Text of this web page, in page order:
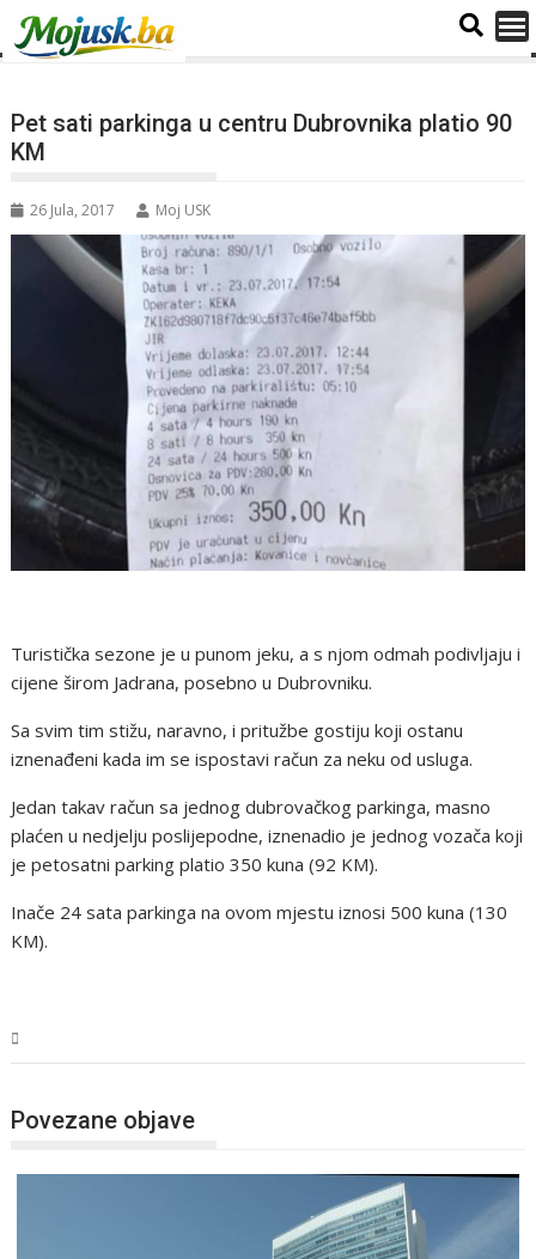
Pet sati parkinga u centru Dubrovnika platio 90
KM
26 Jula, 2017 Moj USK
Turistička sezone je u punom jeku, a s njom odmah podivljaju i
cijene širom Jadrana, posebno u Dubrovniku.
Sa svim tim stižu, naravno, i pritužbe gostiju koji ostanu
iznenađeni kada im se ispostavi račun za neku od usluga.
Jedan takav račun sa jednog dubrovačkog parkinga, masno
plaćen u nedjelju poslijepodne, iznenadio je jednog vozača koji
je petosatni parking platio 350 kuna (92 KM).
Inače 24 sata parkinga na ovom mjestu iznosi 500 kuna (130
KM).
Povezane objave